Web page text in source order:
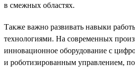
в смежных областях.
Также важно развивать навыки
технологиями. На современных
инновационное оборудование с
и роботизированным управлением,